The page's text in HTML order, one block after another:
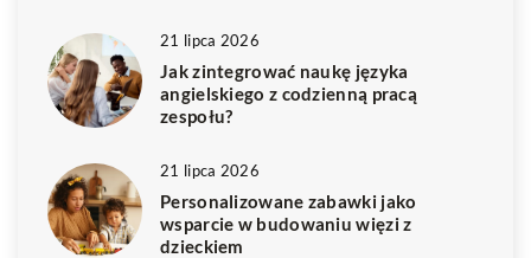
21 lipca 2026
Jak zintegrować naukę języka
angielskiego z codzienną pracą
zespołu?
21 lipca 2026
Personalizowane zabawki jako
wsparcie w budowaniu więzi z
dzieckiem